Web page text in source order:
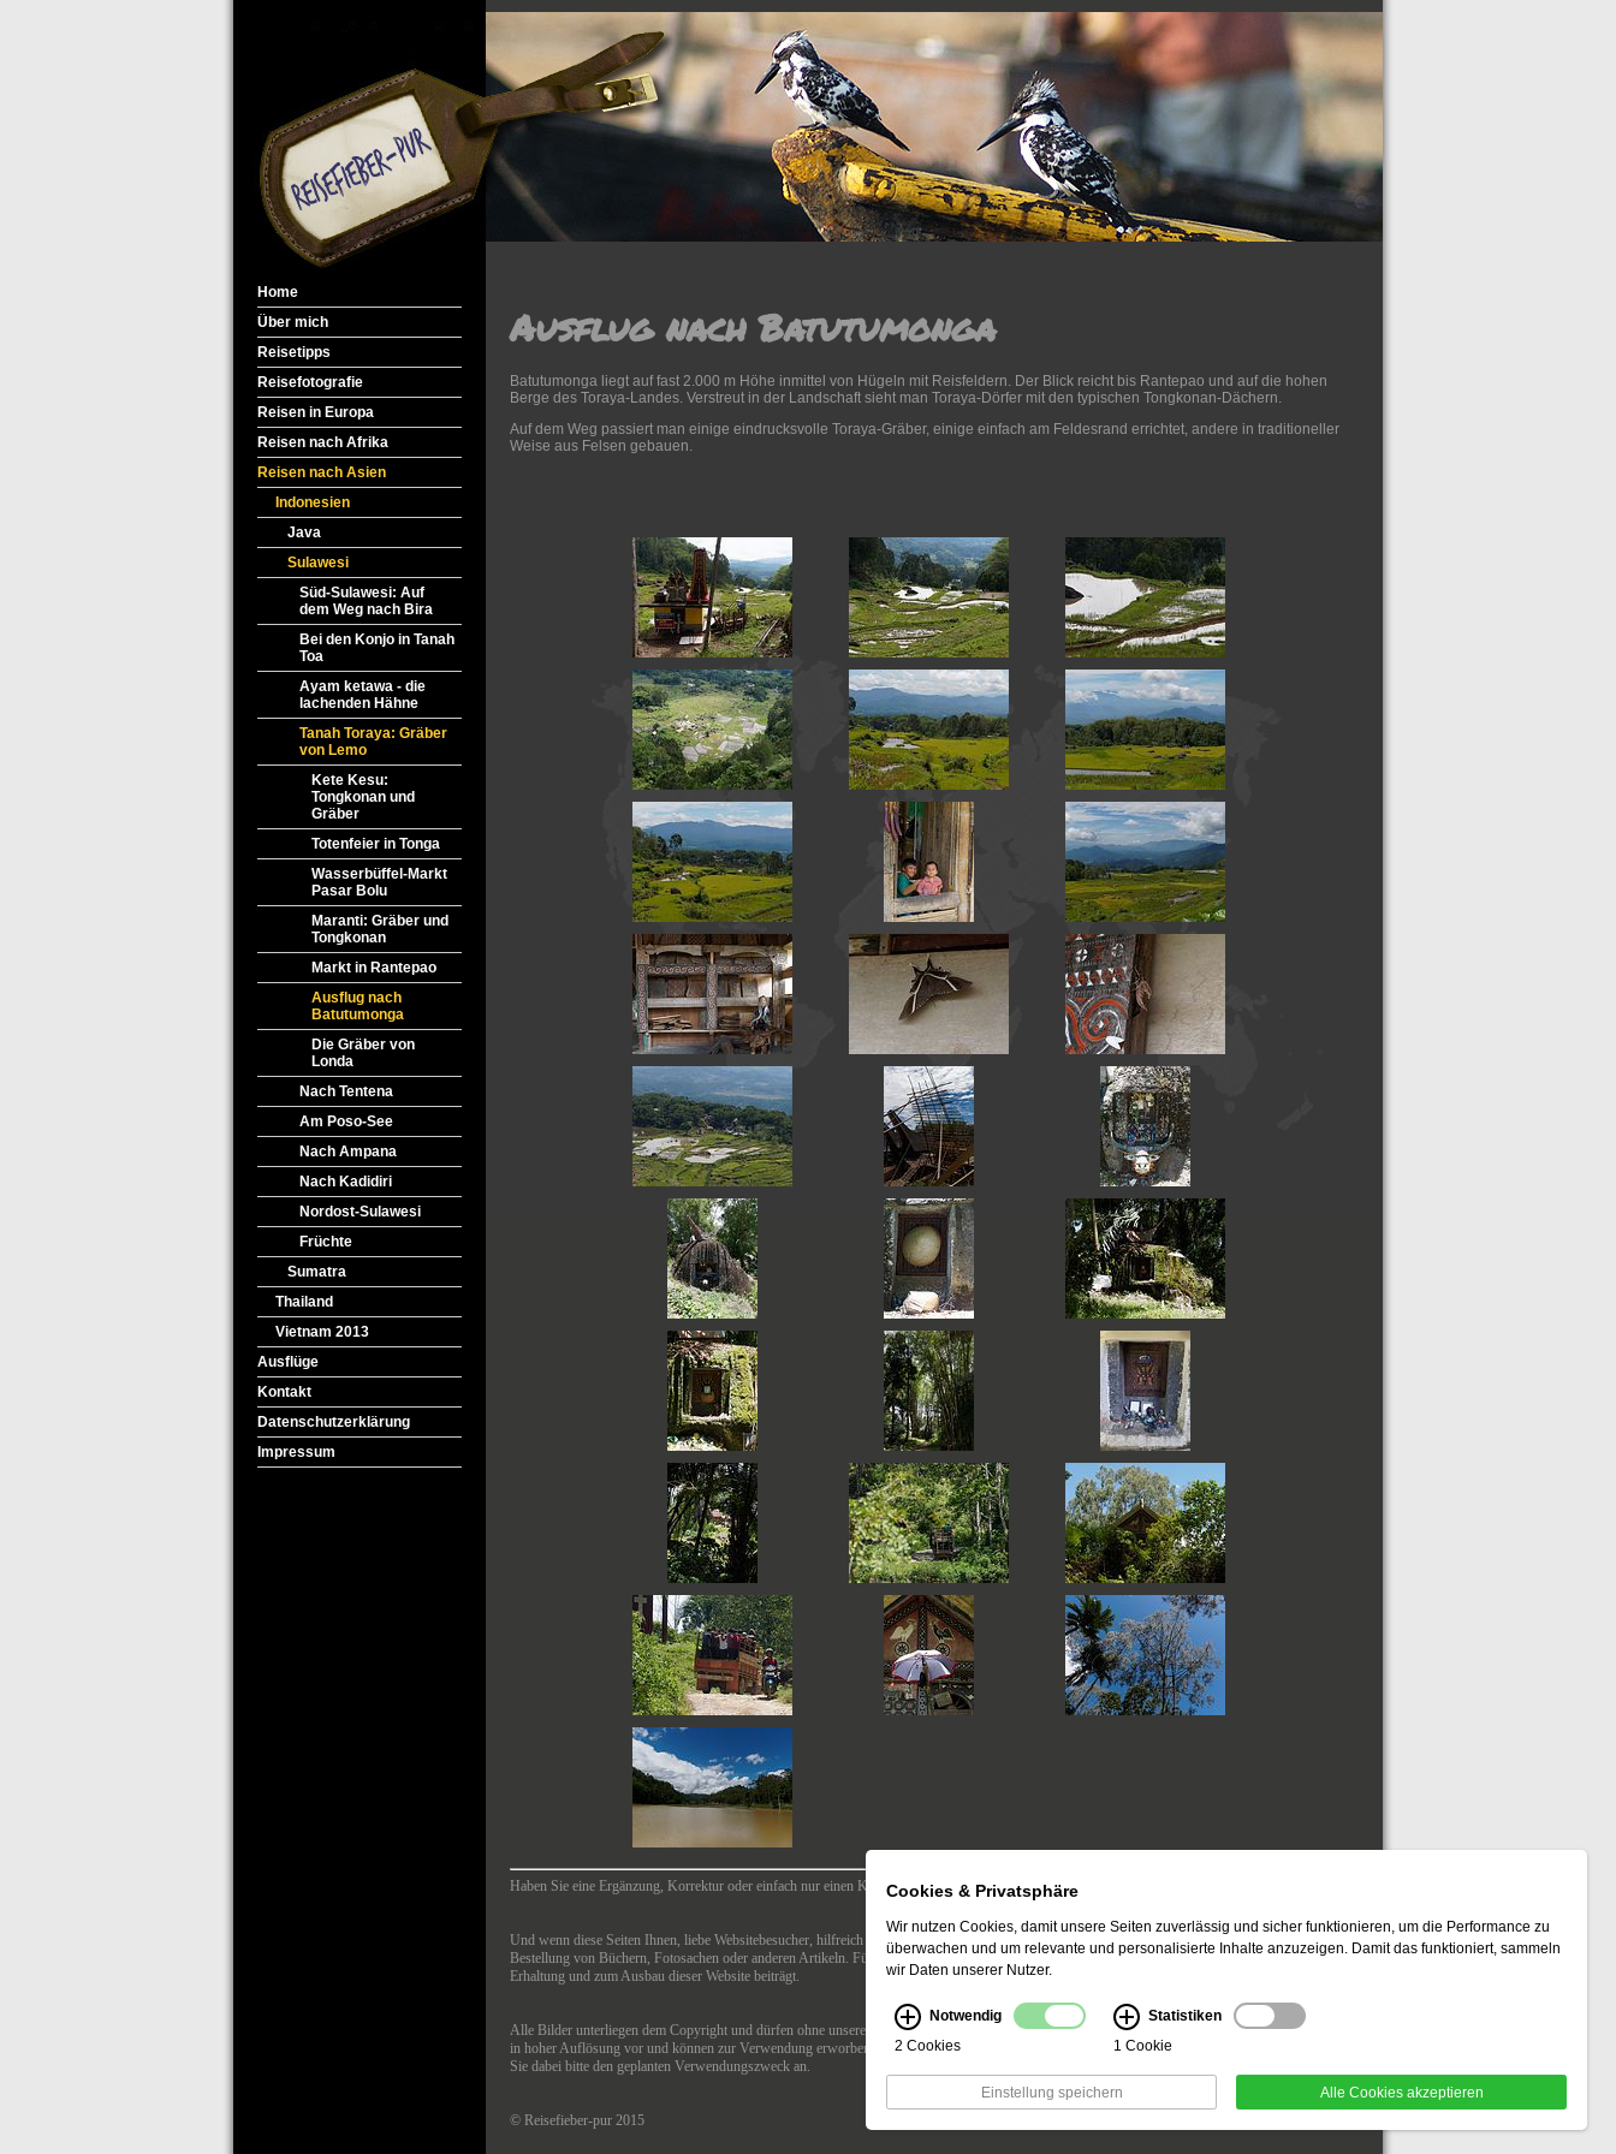
Home
Über mich
Reisetipps
Reisefotografie
Reisen in Europa
Reisen nach Afrika
Reisen nach Asien
Indonesien
Java
Sulawesi
Süd-Sulawesi: Auf
dem Weg nach Bira
Bei den Konjo in Tanah
Toa
Ayam ketawa - die
lachenden Hähne
Tanah Toraya: Gräber
von Lemo
Kete Kesu:
Tongkonan und
Gräber
Totenfeier in Tonga
Wasserbüffel-Markt
Pasar Bolu
Maranti: Gräber und
Tongkonan
Markt in Rantepao
Ausflug nach
Batutumonga
Die Gräber von
Londa
Nach Tentena
Am Poso-See
Nach Ampana
Nach Kadidiri
Nordost-Sulawesi
Früchte
Sumatra
Thailand
Vietnam 2013
Ausflüge
Kontakt
Datenschutzerklärung
Impressum
Ausflug nach Batutumonga
Batutumonga liegt auf fast 2.000 m Höhe inmittel von Hügeln mit Reisfeldern. Der Blick reicht bis Rantepao und auf die hohen
Berge des Toraya-Landes. Verstreut in der Landschaft sieht man Toraya-Dörfer mit den typischen Tongkonan-Dächern.
Auf dem Weg passiert man einige eindrucksvolle Toraya-Gräber, einige einfach am Feldesrand errichtet, andere in traditioneller
Weise aus Felsen gebauen.
Haben Sie eine Ergänzung, Korrektur oder einfach nur einen Kommentar? Hier finden Sie einKontaktformular
Und wenn diese Seiten Ihnen, liebe Websitebesucher, hilfreich erscheinen, dann benutzen Sie bitte das Amazon-Suchfeld am Fuß der Seite zur
Bestellung von Büchern, Fotosachen oder anderen Artikeln. Für Sie kostet es in der Regel nicht mehr, aber wir erhalten eine kleine Provision, die zur
Erhaltung und zum Ausbau dieser Website beiträgt.
Alle Bilder unterliegen dem Copyright und dürfen ohne unsere Zustimmung nicht kopiert und anderweitig verwendet werden. Die Bilder liegen auch
in hoher Auflösung vor und können zur Verwendung erworben werden. Bei Interesse nutzen Sie bitte das Kontaktformular für eine Anfrage. Geben
Sie dabei bitte den geplanten Verwendungszweck an.
© Reisefieber-pur 2015
Cookies & Privatsphäre
Wir nutzen Cookies, damit unsere Seiten zuverlässig und sicher funktionieren, um die Performance zu
überwachen und um relevante und personalisierte Inhalte anzuzeigen. Damit das funktioniert, sammeln
wir Daten unserer Nutzer.
Notwendig
2 Cookies
Statistiken
1 Cookie
Einstellung speichern Alle Cookies akzeptieren